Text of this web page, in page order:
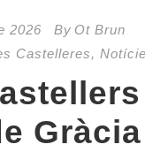
2026 By Ot Brun
Castelleres,
Gràcia